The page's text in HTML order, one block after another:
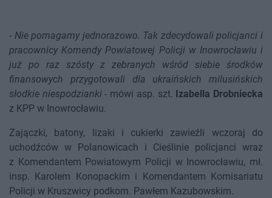
- Nie pomagamy jednorazowo. Tak zdecydowali policjanci i
pracownicy Komendy Powiatowej Policji w Inowrocławiu i
już po raz szósty z zebranych wśród siebie środków
finansowych przygotowali dla ukraińskich milusińskich
słodkie niespodzianki- mówi asp. szt. Izabella Drobniecka
z KPP w Inowrocławiu.
Zajączki, batony, lizaki i cukierki zawieźli wczoraj do
uchodźców w Polanowicach i Cieślinie policjanci wraz
z Komendantem Powiatowym Policji w Inowrocławiu, mł.
insp. Karolem Konopackim i Komendantem Komisariatu
Policji w Kruszwicy podkom. Pawłem Kazubowskim.